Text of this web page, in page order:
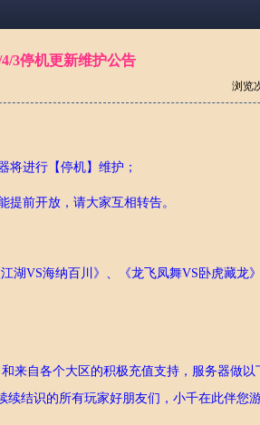
4/3停机更新维护公告
浏览
将进行【停机】维护；
提前开放，请大家互相转告。
湖VS海纳百川 》、《龙飞凤舞VS卧虎藏龙
来自各个大区的积极充值支持，服务器做以
续结识的所有玩家好朋友们，小千在此伴您